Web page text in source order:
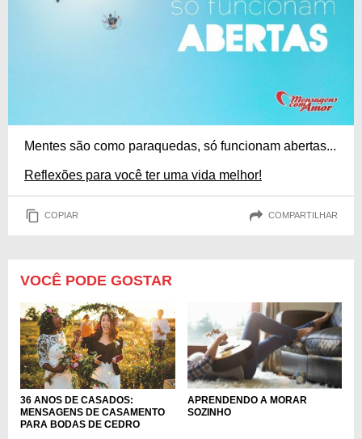
Mentes são como paraquedas, só funcionam abertas...
Reflexões para você ter uma vida melhor!
COPIAR COMPARTILHAR
VOCÊ PODE GOSTAR
36 ANOS DE CASADOS:
MENSAGENS DE CASAMENTO
PARA BODAS DE CEDRO
APRENDENDO A MORAR
SOZINHO